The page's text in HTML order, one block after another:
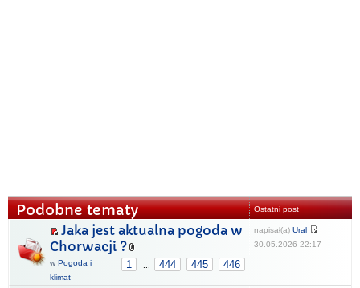
Podobne tematy Ostatni post
Jaka jest aktualna pogoda w
Chorwacji ?
1 444 445 446
w Pogoda i
klimat
napisał(a) Ural
30.05.2026 22:17